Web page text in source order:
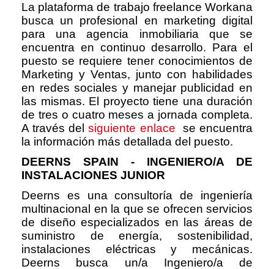
La plataforma de trabajo freelance Workana
busca un profesional en marketing digital
para una agencia inmobiliaria que se
encuentra en continuo desarrollo. Para el
puesto se requiere tener conocimientos de
Marketing y Ventas, junto con habilidades
en redes sociales y manejar publicidad en
las mismas. El proyecto tiene una duración
de tres o cuatro meses a jornada completa.
A través delsiguiente enlace
se encuentra
la información más detallada del puesto.
DEERNS SPAIN - INGENIERO/A DE
INSTALACIONES JUNIOR
Deerns es una consultoría de ingeniería
multinacional en la que se ofrecen servicios
de diseño especializados en las áreas de
suministro de energía, sostenibilidad,
instalaciones eléctricas y mecánicas.
Deerns busca un/a Ingeniero/a de